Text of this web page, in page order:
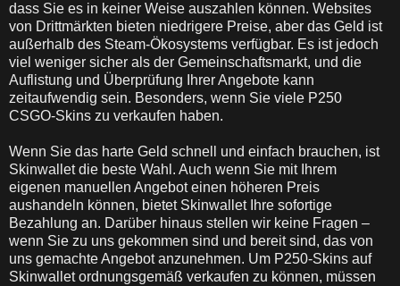
dass Sie es in keiner Weise auszahlen können. Websites
von Drittmärkten bieten niedrigere Preise, aber das Geld ist
außerhalb des Steam-Ökosystems verfügbar. Es ist jedoch
viel weniger sicher als der Gemeinschaftsmarkt, und die
Auflistung und Überprüfung Ihrer Angebote kann
zeitaufwendig sein. Besonders, wenn Sie viele P250
CSGO-Skins zu verkaufen haben.
Wenn Sie das harte Geld schnell und einfach brauchen, ist
Skinwallet die beste Wahl. Auch wenn Sie mit Ihrem
eigenen manuellen Angebot einen höheren Preis
aushandeln können, bietet Skinwallet Ihre sofortige
Bezahlung an. Darüber hinaus stellen wir keine Fragen –
wenn Sie zu uns gekommen sind und bereit sind, das von
uns gemachte Angebot anzunehmen. Um P250-Skins auf
Skinwallet ordnungsgemäß verkaufen zu können, müssen